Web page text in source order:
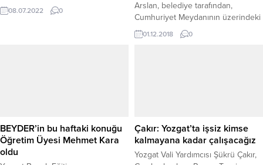
08.07.2022 0
Arslan, belediye tarafından,
Cumhuriyet Meydanının üzerindeki
park içerisinden geçecek ve
Belediye ile Lise Caddesine
01.12.2018 0
BEYDER’in bu haftaki konuğu
Öğretim Üyesi Mehmet Kara
oldu
Çakır: Yozgat’ta işsiz kimse
kalmayana kadar çalışacağız
Yozgat Vali Yardımcısı Şükrü Çakır,